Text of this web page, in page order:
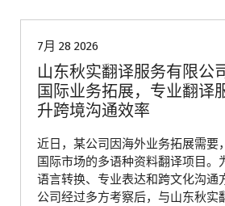
7月 28 2026
山东秋实翻译服务有限公
国际业务拓展，专业翻译
升跨境沟通效率
近日，某公司因海外业务拓展需要
国际市场的多语种资料翻译项目。
语言转换、专业表达和跨文化沟通
公司经过多方考察后，与山东秋实